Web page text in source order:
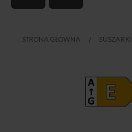
początek
STRONA GŁÓWNA SUSZARKI